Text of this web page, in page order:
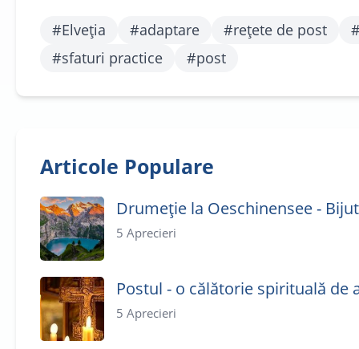
#Elveția #adaptare #rețete de post
#sfaturi practice #post
Articole Populare
Drumeție la Oeschinensee -
5 Aprecieri
Postul - o călătorie spirituală de
5 Aprecieri